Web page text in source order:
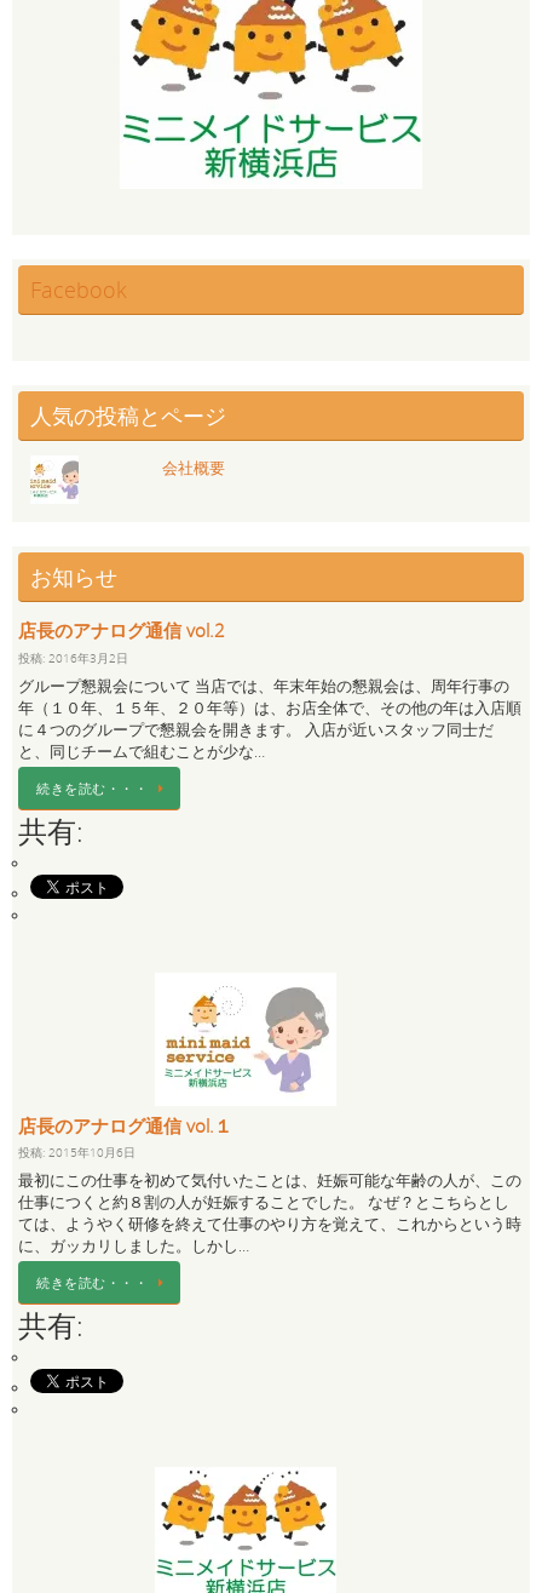
Facebook
人気の投稿とページ
会社概要
お知らせ
店長のアナログ通信 vol.2
投稿: 2016年3月2日
グループ懇親会について 当店では、年末年始の懇親会は、周年行事の
年（１０年、１５年、２０年等）は、お店全体で、その他の年は入店順
に４つのグループで懇親会を開きます。 入店が近いスタッフ同士だ
と、同じチームで組むことが少な…
続きを読む・・・
共有:
店長のアナログ通信 vol.１
投稿: 2015年10月6日
最初にこの仕事を初めて気付いたことは、妊娠可能な年齢の人が、この
仕事につくと約８割の人が妊娠することでした。 なぜ？とこちらとし
ては、ようやく研修を終えて仕事のやり方を覚えて、これからという時
に、ガッカリしました。しかし…
続きを読む・・・
共有: